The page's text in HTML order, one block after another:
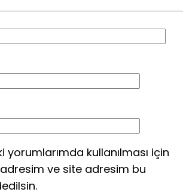
yorumlarımda kullanılması için
ve site adresim bu